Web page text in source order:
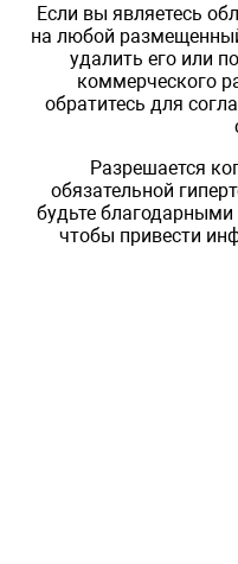
Если вы являетесь
на любой
удалить его или
коммерческого
обратитесь для
Разрешается
обязательной
будьте
чтобы привести